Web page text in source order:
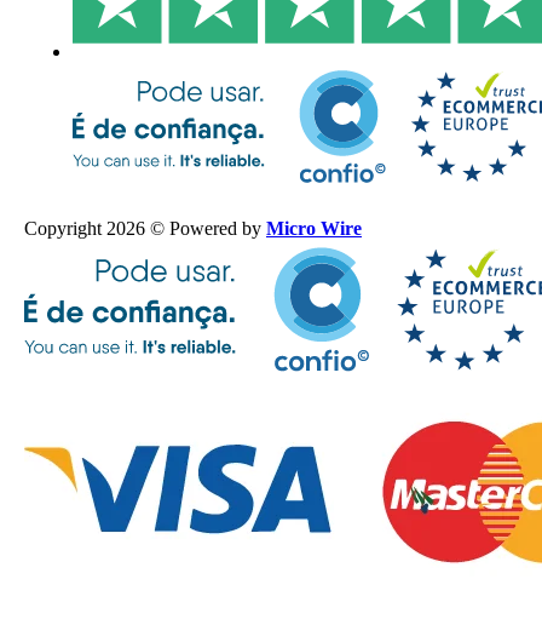
Copyright 2026 © Powered by Micro Wire